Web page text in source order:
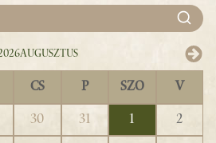
Augusztus
CS P SZO V
30 31 1
2